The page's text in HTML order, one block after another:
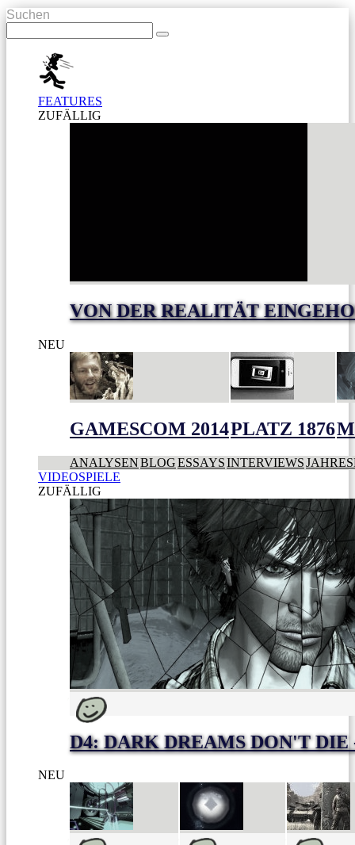
Suchen
FEATURES
ZUFÄLLIG
VON DER REALITÄT
NEU
GAMESCOM 2014PLATZ 1876
ANALYSENBLOGESSAYSINTERVIEWS
VIDEOSPIELE
ZUFÄLLIG
D4: DARK DREAMS DON'T DIE
NEU